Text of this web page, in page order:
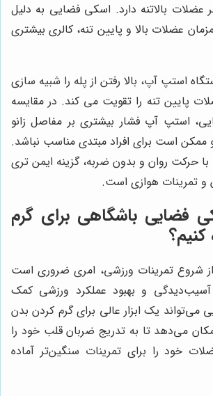
عضلات بالاتنه دارد. اسکی فضایی به دلیل
عضلات بالا و پایین تنه، کالری بیشتری
استپ آپ، بالا رفتن از پله را شبیه سازی
پایین تنه را تقویت می کند. در مقایسه
استپ آپ فشار بیشتری بر مفاصل زانو
ممکن است برای افراد مبتدی مناسب نباشد.
حرکت روان و بدون ضربه، گزینه ایمن تری
و تمرینات هوازی است.
فضایی باشگاهی برای گرم
شروع تمرینات ورزشی، امری ضروری است
آسیب‌دیدگی و بهبود عملکرد ورزشی کمک
یک ابزار عالی برای گرم کردن بدن
می‌دهد تا به تدریج ضربان قلب خود را
خود را برای تمرینات سنگین‌تر آماده